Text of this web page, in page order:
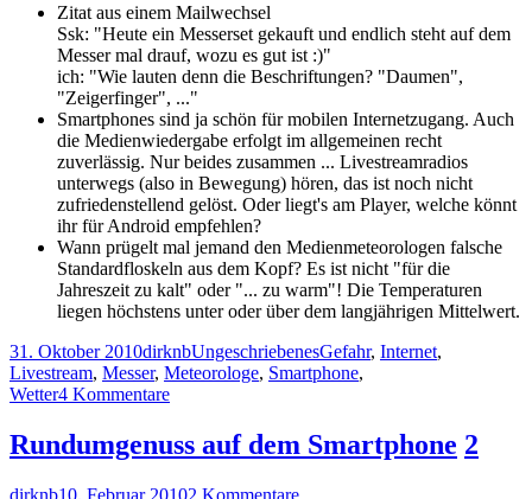
Zitat aus einem Mailwechsel
Ssk: "Heute ein Messerset gekauft und endlich steht auf dem
Messer mal drauf, wozu es gut ist :)"
ich: "Wie lauten denn die Beschriftungen? "Daumen",
"Zeigerfinger", ..."
Smartphones sind ja schön für mobilen Internetzugang. Auch
die Medienwiedergabe erfolgt im allgemeinen recht
zuverlässig. Nur beides zusammen ... Livestreamradios
unterwegs (also in Bewegung) hören, das ist noch nicht
zufriedenstellend gelöst. Oder liegt's am Player, welche könnt
ihr für Android empfehlen?
Wann prügelt mal jemand den Medienmeteorologen falsche
Standardfloskeln aus dem Kopf? Es ist nicht "für die
Jahreszeit zu kalt" oder "... zu warm"! Die Temperaturen
liegen höchstens unter oder über dem langjährigen Mittelwert.
Veröffentlicht
am
31. Oktober 2010Autor
dirknbKategorien
UngeschriebenesSchlagwörter
Gefahr, Internet,
Livestream, Messer, Meteorologe, Smartphone,
Wetter4 Kommentarezu
ungeschriebener
Artikel
Rundumgenuss auf dem Smartphone 2
Autor
dirknbVeröffentlicht
10. Februar 20102 Kommentarezu